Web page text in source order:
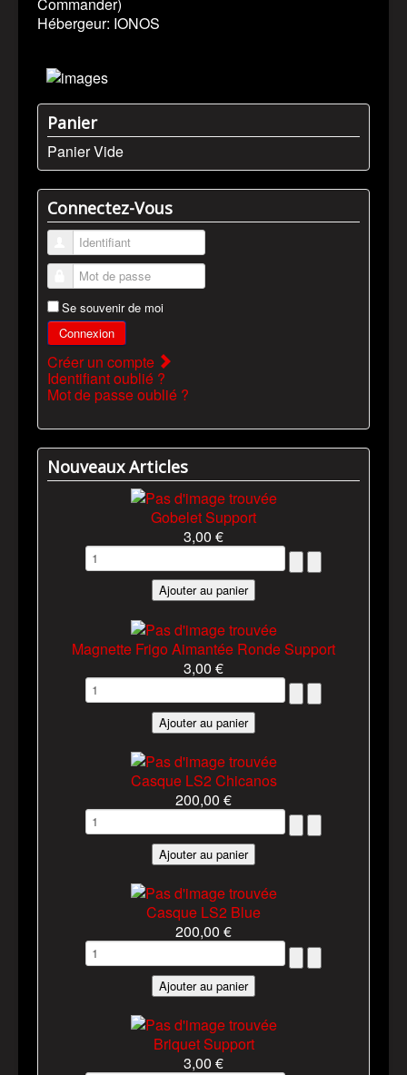
Commander)
Hébergeur: IONOS
Panier
Panier Vide
Connectez-Vous
Identifiant
Mot de passe
Se souvenir de moi
Connexion
Créer un compte
Identifiant oublié ?
Mot de passe oublié ?
Nouveaux Articles
Gobelet Support
3,00 €
Magnette Frigo Aimantée Ronde Support
3,00 €
Casque LS2 Chicanos
200,00 €
Casque LS2 Blue
200,00 €
Briquet Support
3,00 €